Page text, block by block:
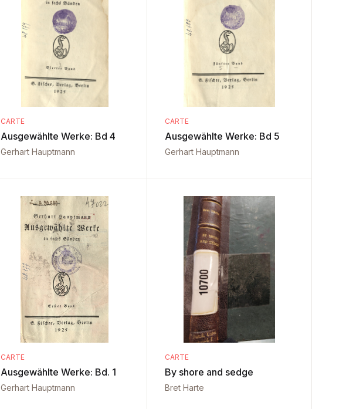
CARTE
Ausgewählte Werke: Bd 4
Gerhart Hauptmann
CARTE
Ausgewählte Werke: Bd 5
Gerhart Hauptmann
CARTE
Ausgewählte Werke: Bd. 1
Gerhart Hauptmann
CARTE
By shore and sedge
Bret Harte